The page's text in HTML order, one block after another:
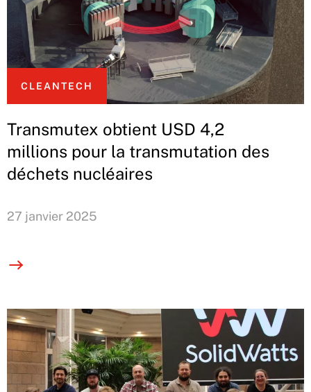
CLEANTECH
Transmutex obtient USD 4,2
millions pour la transmutation des
déchets nucléaires
27 janvier 2025